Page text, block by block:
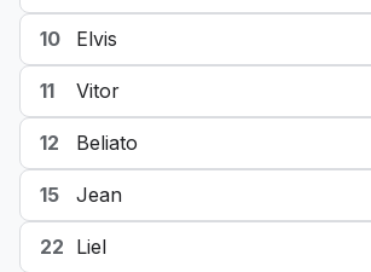
10 Elvis
11 Vitor
12 Beliato
15 Jean
22 Liel